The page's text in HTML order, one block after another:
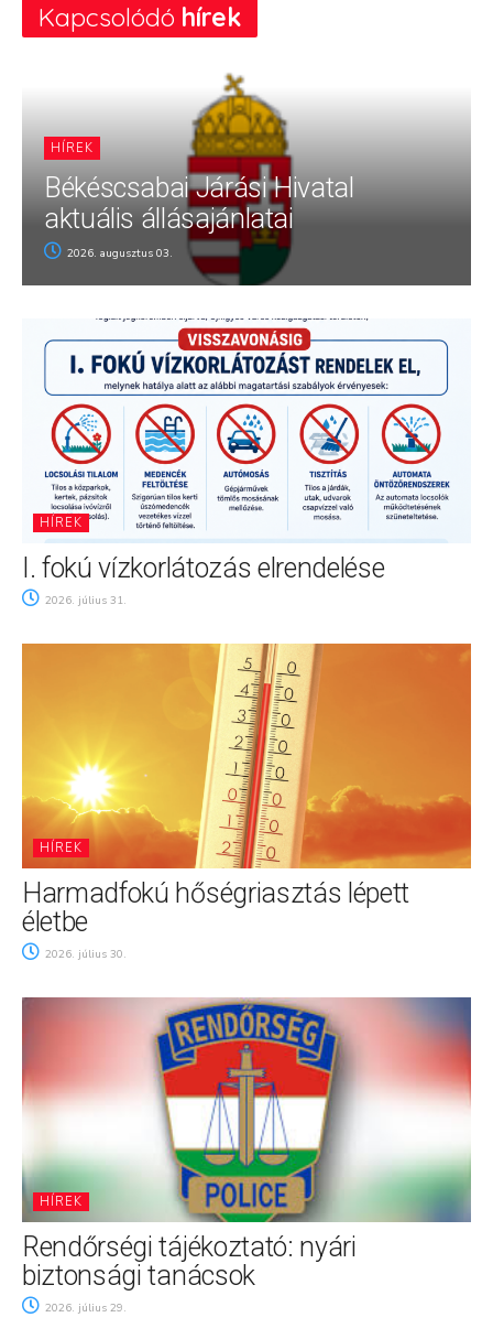
Kapcsolódó hírek
HÍREK
Békéscsabai Járási Hivatal
aktuális állásajánlatai
2026. augusztus 03.
HÍREK
I. fokú vízkorlátozás elrendelése
2026. július 31.
HÍREK
Harmadfokú hőségriasztás lépett
életbe
2026. július 30.
HÍREK
Rendőrségi tájékoztató: nyári
biztonsági tanácsok
2026. július 29.